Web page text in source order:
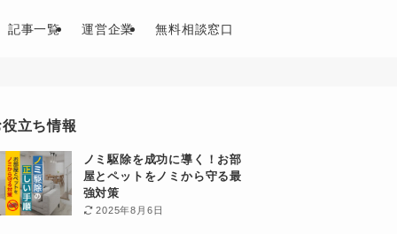
記事一覧 運営企業 無料相談窓口
立ち情報
ノミ駆除を成功に導く！お部
屋とペットをノミから守る最
強対策
2025年8月6日